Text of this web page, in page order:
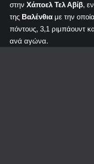
στην Χάποελ Τελ Αβίβ,
της Βαλένθια με την
πόντους, 3,1 ριμπάουντ
ανά αγώνα.